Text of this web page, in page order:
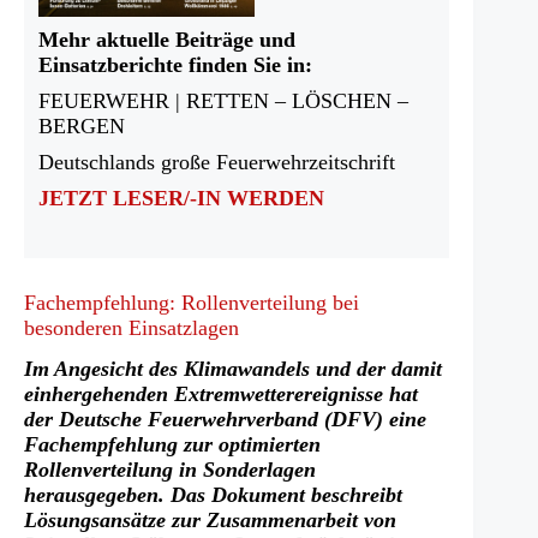
Mehr aktuelle Beiträge und
Einsatzberichte finden Sie in:
FEUERWEHR | RETTEN – LÖSCHEN –
BERGEN
Deutschlands große Feuerwehrzeitschrift
JETZT LESER/-IN WERDEN
Fachempfehlung: Rollenverteilung bei
besonderen Einsatzlagen
Im Angesicht des Klimawandels und der damit
einhergehenden Extremwetterereignisse hat
der Deutsche Feuerwehrverband (DFV) eine
Fachempfehlung zur optimierten
Rollenverteilung in Sonderlagen
herausgegeben. Das Dokument beschreibt
Lösungsansätze zur Zusammenarbeit von